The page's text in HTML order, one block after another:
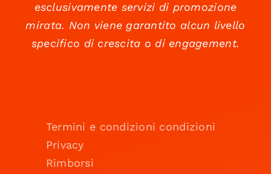
esclusivamente servizi di promozione
mirata. Non viene garantito alcun livello
specifico di crescita o di engagement.
Termini e condizioni condizioni
Privacy
Rimborsi